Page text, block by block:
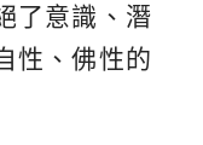
了意識、潛
性、佛性的